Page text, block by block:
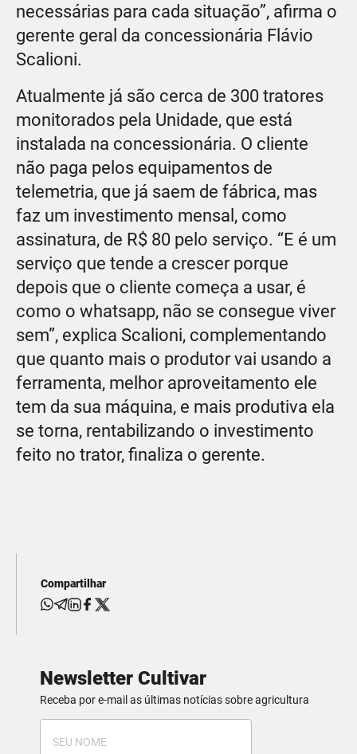
necessárias para cada situação”, afirma o
gerente geral da concessionária Flávio
Scalioni.
Atualmente já são cerca de 300 tratores
monitorados pela Unidade, que está
instalada na concessionária. O cliente
não paga pelos equipamentos de
telemetria, que já saem de fábrica, mas
faz um investimento mensal, como
assinatura, de R$ 80 pelo serviço. “E é um
serviço que tende a crescer porque
depois que o cliente começa a usar, é
como o whatsapp, não se consegue viver
sem”, explica Scalioni, complementando
que quanto mais o produtor vai usando a
ferramenta, melhor aproveitamento ele
tem da sua máquina, e mais produtiva ela
se torna, rentabilizando o investimento
feito no trator, finaliza o gerente.
Compartilhar
Newsletter Cultivar
Receba por e-mail as últimas notícias sobre agricultura